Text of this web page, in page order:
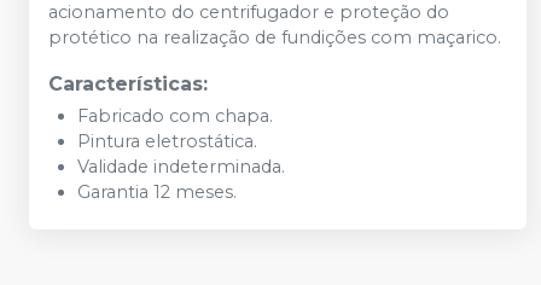
acionamento do centrifugador e proteção do
protético na realização de fundições com maçarico.
Características:
Fabricado com chapa.
Pintura eletrostática.
Validade indeterminada.
Garantia 12 meses.